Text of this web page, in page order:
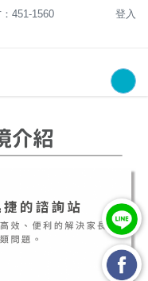
451-1560
登入